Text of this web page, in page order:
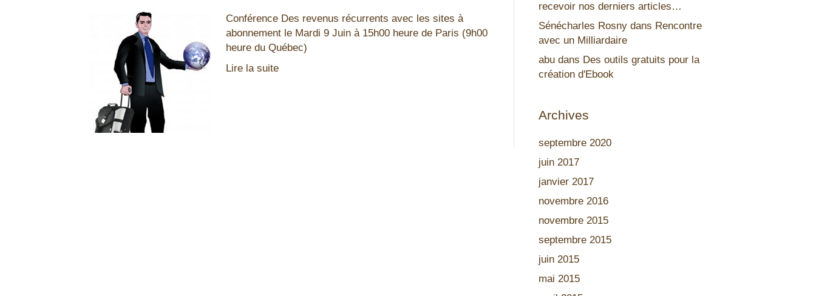
Conférence Des revenus récurrents avec les sites à
abonnement le Mardi 9 Juin à 15h00 heure de Paris (9h00
heure du Québec)
Lire la suite
recevoir nos derniers articles…
Sénécharles Rosny dans Rencontre
avec un Milliardaire
abu dans Des outils gratuits pour la
création d'Ebook
Archives
septembre 2020
juin 2017
janvier 2017
novembre 2016
novembre 2015
septembre 2015
juin 2015
mai 2015